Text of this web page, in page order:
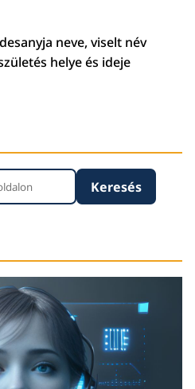
neve, viselt név
helye és ideje